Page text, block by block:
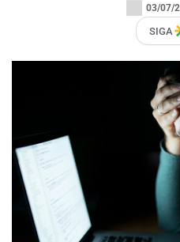
03/07/
SIGA